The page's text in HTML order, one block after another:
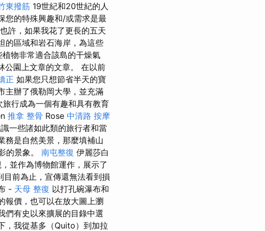
東撥筋 19世紀和20世紀的人
您的特殊興趣和/或需求是最
許，如果我花了更長的五天
的區域和岩石海岸，為這些
物非常適合該島的干燥氣
公園上文章的文章。 在以前
正 如果您只想節省半天的寶
主辦了俄勒岡大學，並充滿
行成為一個有趣和具有教育
推拿 整骨 Rose 中清路 按摩
一些諸如此類的旅行者和當
務是自然美景，那麼填補山
的景象。 南屯整復 伊麗莎白
並作為博物館運作，展示了
前為止，宣傳還無法看到損
- 天母 整復 以打孔碗瀑布和
報價，也可以在放大圖上瀏
們有史以來擴展的目錄中選
，我從基多（Quito）到加拉